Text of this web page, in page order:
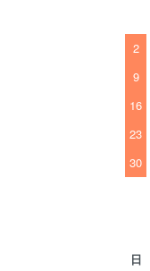
2
9
16
23
30
日